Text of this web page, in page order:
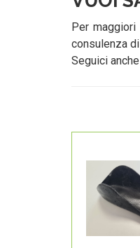
Per
consulenza
Seguici